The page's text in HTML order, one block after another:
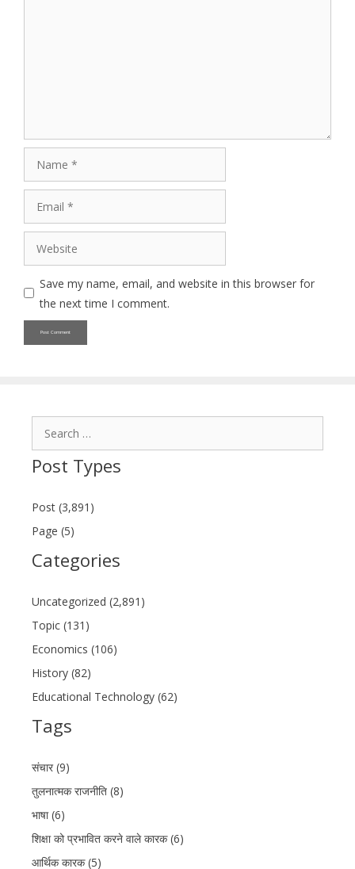
Website
Save my name, email, and website in this browser for
the next time I comment.
Post Types
Post (3,891)
Page (5)
Categories
Uncategorized (2,891)
Topic (131)
Economics (106)
History (82)
Educational Technology (62)
Tags
संचार (9)
तुलनात्मक राजनीति (8)
भाषा (6)
शिक्षा को प्रभावित करने वाले कारक (6)
आर्थिक कारक (5)